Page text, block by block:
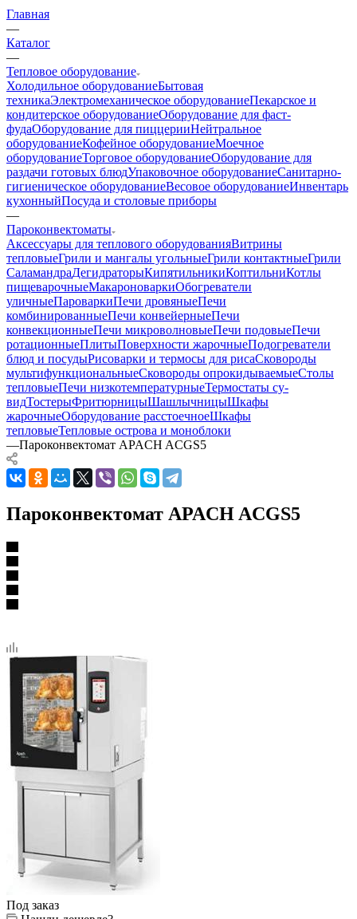
Главная
—
Каталог
—
Тепловое оборудование
Холодильное оборудованиеБытовая
техникаЭлектромеханическое оборудованиеПекарское и
кондитерское оборудованиеОборудование для фаст-
фудаОборудование для пиццерииНейтральное
оборудованиеКофейное оборудованиеМоечное
оборудованиеТорговое оборудованиеОборудование для
раздачи готовых блюдУпаковочное оборудованиеСанитарно-
гигиеническое оборудованиеВесовое оборудованиеИнвентарь
кухонныйПосуда и столовые приборы
—
Пароконвектоматы
Аксессуары для теплового оборудованияВитрины
тепловыеГрили и мангалы угольныеГрили контактныеГрили
СаламандраДегидраторыКипятильникиКоптильниКотлы
пищеварочныеМакароноваркиОбогреватели
уличныеПароваркиПечи дровяныеПечи
комбинированныеПечи конвейерныеПечи
конвекционныеПечи микроволновыеПечи подовыеПечи
ротационныеПлитыПоверхности жарочныеПодогреватели
блюд и посудыРисоварки и термосы для рисаСковороды
мультифункциональныеСковороды опрокидываемыеСтолы
тепловыеПечи низкотемпературныеТермостаты су-
видТостерыФритюрницыШашлычницыШкафы
жарочныеОборудование расстоечноеШкафы
тепловыеТепловые острова и моноблоки
—Пароконвектомат APACH ACGS5
Пароконвектомат APACH ACGS5
Под заказ